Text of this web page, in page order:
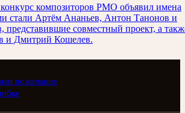
композиторов РМО объявил имена
стали Артём Ананьев, Антон Танонов и
представившие совместный проект, а
и Дмитрий Кошелев.
пожелание